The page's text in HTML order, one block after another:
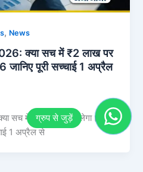
, News
क्या सच में ₹2 लाख पर
जानिए पूरी सच्चाई 1 अप्रैल
सच में ₹2 लाख पर मिलेगा। हर
1 अप्रैल से